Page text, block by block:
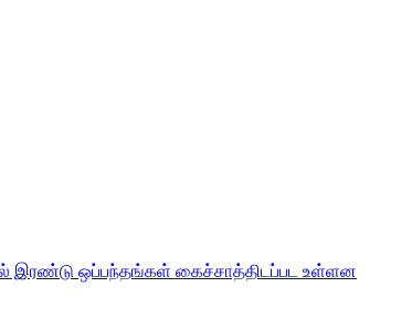
இரண்டு ஒப்பந்தங்கள் கைச்சாத்திடப்பட உள்ளன